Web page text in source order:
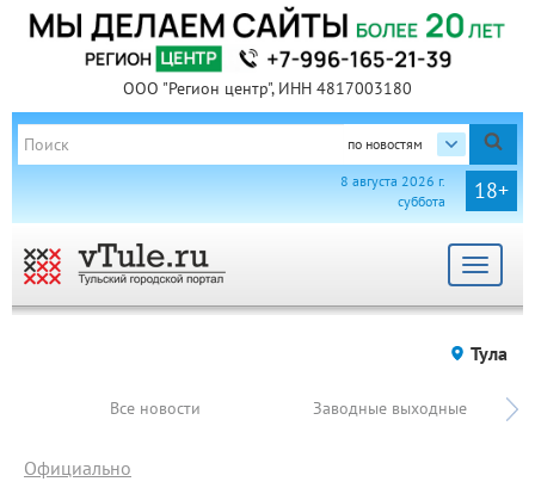
ООО "Регион центр", ИНН 4817003180
по новостям
18+
8 августа 2026 г.
суббота
Toggle
Тула
Все новости Заводные выходные
Официально